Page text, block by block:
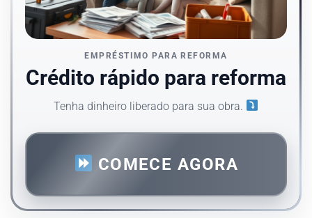
EMPRÉSTIMO PARA REFORMA
Crédito rápido para reforma
Tenha dinheiro liberado para sua obra.
COMECE AGORA